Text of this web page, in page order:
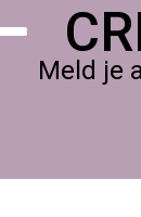
Meld je